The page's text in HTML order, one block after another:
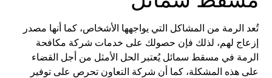
تُعد الرمة من المشاكل التي يواجهها الأشخاص، كما أنها مصدر
إزعاج لهم، لذلك فإن حصولك على خدمات شركة مكافحة
الرمة في مسقط سمائل يُعتبر الحل الأمثل من أجل القضاء
على هذه المشكلة، كما أن شركة التعاون تحرص على توفير